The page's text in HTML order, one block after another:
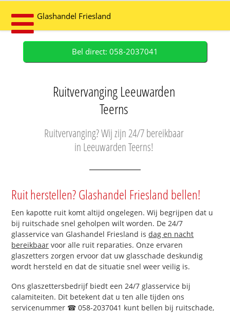
Glashandel Friesland
Bel direct: 058-2037041
Ruitvervanging Leeuwarden
Teerns
Ruitvervanging? Wij zijn 24/7 bereikbaar
in Leeuwarden Teerns!
Ruit herstellen? Glashandel Friesland bellen!
Een kapotte ruit komt altijd ongelegen. Wij begrijpen dat u
bij ruitschade snel geholpen wilt worden. De 24/7
glasservice van Glashandel Friesland isdag en nacht
bereikbaar voor alle ruit reparaties. Onze ervaren
glaszetters zorgen ervoor dat uw glasschade deskundig
wordt hersteld en dat de situatie snel weer veilig is.
Ons glaszettersbedrijf biedt een 24/7 glasservice bij
calamiteiten. Dit betekent dat u ten alle tijden ons
servicenummer ☎ 058-2037041 kunt bellen bij ruitschade,